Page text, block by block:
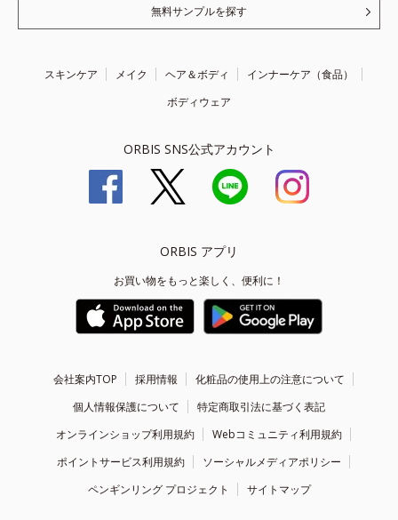
無料サンプルを探す
スキンケア メイク ヘア＆ボディ
インナーケア（食品）
ボディウェア
ORBIS SNS公式アカウント
ORBIS アプリ
お買い物をもっと楽しく、便利に！
会社案内TOP 採用情報
化粧品の使用上の注意について
個人情報保護について
特定商取引法に基づく表記
オンラインショップ利用規約
Webコミュニティ利用規約
ポイントサービス利用規約
ソーシャルメディアポリシー
ペンギンリング プロジェクト
サイトマップ